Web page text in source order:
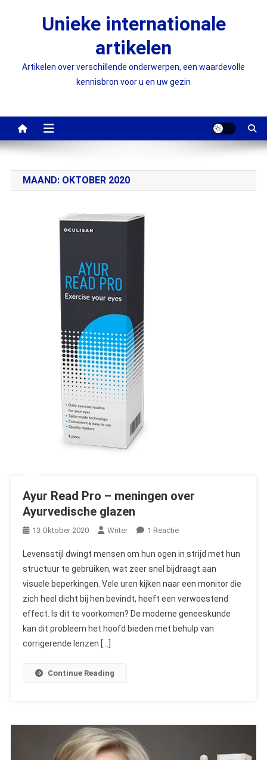
Unieke internationale
artikelen
Artikelen over verschillende onderwerpen, een waardevolle
kennisbron voor u en uw gezin
MAAND: OKTOBER 2020
Ayur Read Pro – meningen over
Ayurvedische glazen
13 Oktober 2020 Writer 1 ReactieOp
Read
Pro
–
Meningen
Over
Ayurvedische
Levensstijl dwingt mensen om hun ogen in strijd met hun
structuur te gebruiken, wat zeer snel bijdraagt aan
visuele beperkingen. Vele uren kijken naar een monitor die
zich heel dicht bij hen bevindt, heeft een verwoestend
effect. Is dit te voorkomen? De moderne geneeskunde
kan dit probleem het hoofd bieden met behulp van
corrigerende lenzen […]
Continue Reading